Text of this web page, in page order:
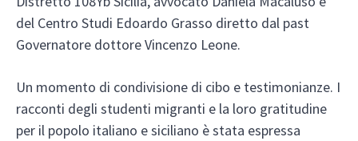
del Centro Studi Edoardo Grasso diretto dal past
Governatore dottore Vincenzo Leone.
Un momento di condivisione di cibo e testimonianze. I
racconti degli studenti migranti e la loro gratitudine
per il popolo italiano e siciliano è stata espressa